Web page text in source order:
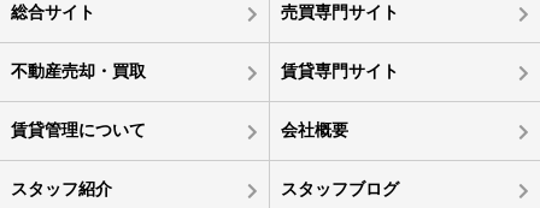
総合サイト 売買専門サイト
不動産売却・買取 賃貸専門サイト
賃貸管理について 会社概要
スタッフ紹介 スタッフブログ